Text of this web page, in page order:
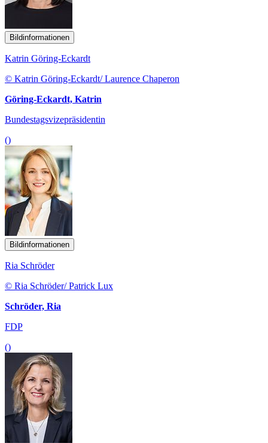
Bildinformationen
Katrin Göring-Eckardt
© Katrin Göring-Eckardt/ Laurence Chaperon
Göring-Eckardt, Katrin
Bundestagsvizepräsidentin
()
Bildinformationen
Ria Schröder
© Ria Schröder/ Patrick Lux
Schröder, Ria
FDP
()